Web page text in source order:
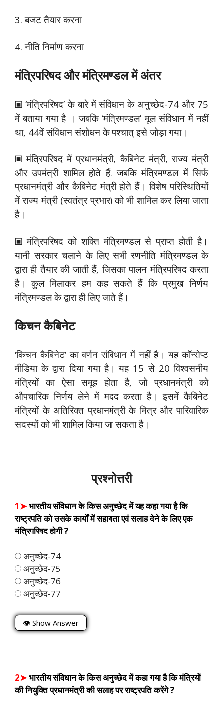
3. बजट तैयार करना
4. नीति निर्माण करना
मंत्रिपरिषद और मंत्रिमण्डल में अंतर
▣ ‘मंत्रिपरिषद’ के बारे में संविधान के अनुच्छेद-74 और 75
में बताया गया है । जबकि ‘मंत्रिमण्डल’ मूल संविधान में नहीं
था, 44वें संविधान संशोधन के पश्चात् इसे जोड़ा गया।
▣ मंत्रिपरिषद में प्रधानमंत्री, कैबिनेट मंत्री, राज्य मंत्री
और उपमंत्री शामिल होते हैं, जबकि मंत्रिमण्डल में सिर्फ
प्रधानमंत्री और कैबिनेट मंत्री होते हैं। विशेष परिस्थितियों
में राज्य मंत्री (स्वतंत्र प्रभार) को भी शामिल कर लिया जाता
है।
▣ मंत्रिपरिषद को शक्ति मंत्रिमण्डल से प्राप्त होती है।
यानी सरकार चलाने के लिए सभी रणनीति मंत्रिमण्डल के
द्वारा ही तैयार की जाती हैं, जिसका पालन मंत्रिपरिषद करता
है। कुल मिलाकर हम कह सकते हैं कि प्रमुख निर्णय
मंत्रिमण्डल के द्वारा ही लिए जाते हैं।
किचन कैबिनेट
‘किचन कैबिनेट’ का वर्णन संविधान में नहीं है। यह कॉन्सेप्ट
मीडिया के द्वारा दिया गया है। यह 15 से 20 विश्वसनीय
मंत्रियों का ऐसा समूह होता है, जो प्रधानमंत्री को
औपचारिक निर्णय लेने में मदद करता है। इसमें कैबिनेट
मंत्रियों के अतिरिक्त प्रधानमंत्री के मित्र और पारिवारिक
सदस्यों को भी शामिल किया जा सकता है।
प्रश्नोत्तरी
1➤भारतीय संविधान के किस अनुच्छेद में यह कहा गया है कि
राष्ट्रपति को उसके कार्यों में सहायता एवं सलाह देने के लिए एक
मंत्रिपरिषद होगी ?
अनुच्छेद-74
अनुच्छेद-75
अनुच्छेद-76
अनुच्छेद-77
👁 Show Answer
2➤भारतीय संविधान के किस अनुच्छेद में कहा गया है कि मंत्रियों
की नियुक्ति प्रधानमंत्री की सलाह पर राष्ट्रपति करेंगे ?